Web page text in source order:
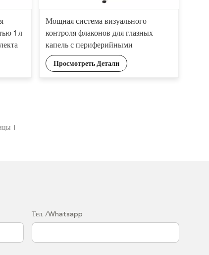
1 л
Мощная система визуального
контроля флаконов для глазных
капель с периферийными
вычислительными устройствами
Просмотреть Детали
Тел. /Whatsapp